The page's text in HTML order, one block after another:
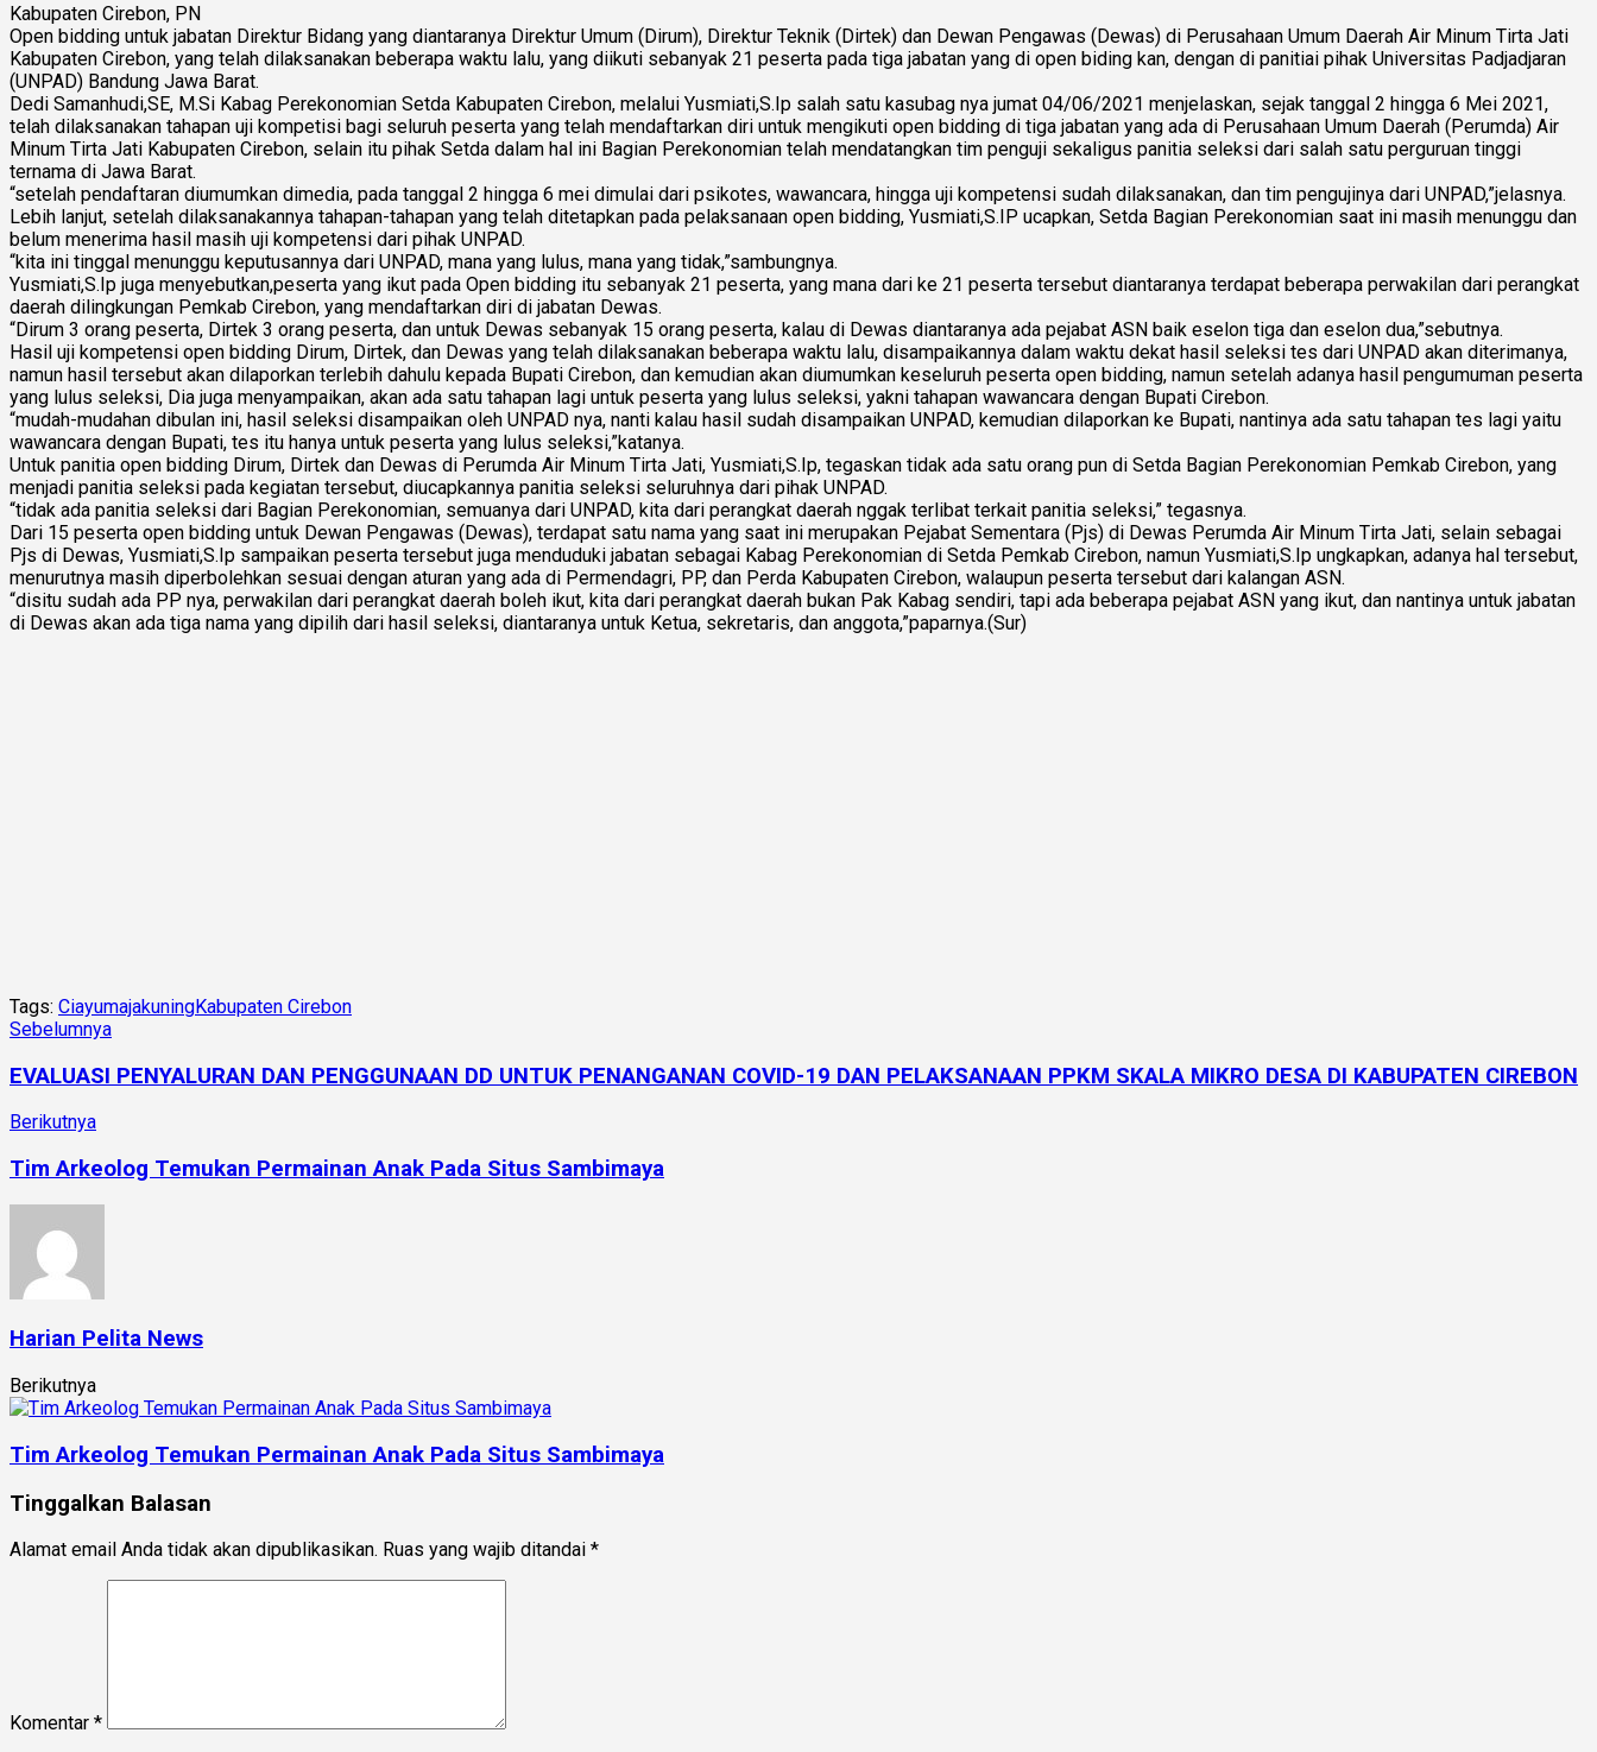
Kabupaten Cirebon, PN
Open bidding untuk jabatan Direktur Bidang yang diantaranya Direktur Umum (Dirum), Direktur Teknik (Dirtek) dan Dewan Pengawas (Dewas) di Perusahaan Umum Daerah Air Minum Tirta Jati
Kabupaten Cirebon, yang telah dilaksanakan beberapa waktu lalu, yang diikuti sebanyak 21 peserta pada tiga jabatan yang di open biding kan, dengan di panitiai pihak Universitas Padjadjaran
(UNPAD) Bandung Jawa Barat.
Dedi Samanhudi,SE, M.Si Kabag Perekonomian Setda Kabupaten Cirebon, melalui Yusmiati,S.Ip salah satu kasubag nya jumat 04/06/2021 menjelaskan, sejak tanggal 2 hingga 6 Mei 2021,
telah dilaksanakan tahapan uji kompetisi bagi seluruh peserta yang telah mendaftarkan diri untuk mengikuti open bidding di tiga jabatan yang ada di Perusahaan Umum Daerah (Perumda) Air
Minum Tirta Jati Kabupaten Cirebon, selain itu pihak Setda dalam hal ini Bagian Perekonomian telah mendatangkan tim penguji sekaligus panitia seleksi dari salah satu perguruan tinggi
ternama di Jawa Barat.
“setelah pendaftaran diumumkan dimedia, pada tanggal 2 hingga 6 mei dimulai dari psikotes, wawancara, hingga uji kompetensi sudah dilaksanakan, dan tim pengujinya dari UNPAD,”jelasnya.
Lebih lanjut, setelah dilaksanakannya tahapan-tahapan yang telah ditetapkan pada pelaksanaan open bidding, Yusmiati,S.IP ucapkan, Setda Bagian Perekonomian saat ini masih menunggu dan
belum menerima hasil masih uji kompetensi dari pihak UNPAD.
“kita ini tinggal menunggu keputusannya dari UNPAD, mana yang lulus, mana yang tidak,”sambungnya.
Yusmiati,S.Ip juga menyebutkan,peserta yang ikut pada Open bidding itu sebanyak 21 peserta, yang mana dari ke 21 peserta tersebut diantaranya terdapat beberapa perwakilan dari perangkat
daerah dilingkungan Pemkab Cirebon, yang mendaftarkan diri di jabatan Dewas.
“Dirum 3 orang peserta, Dirtek 3 orang peserta, dan untuk Dewas sebanyak 15 orang peserta, kalau di Dewas diantaranya ada pejabat ASN baik eselon tiga dan eselon dua,”sebutnya.
Hasil uji kompetensi open bidding Dirum, Dirtek, dan Dewas yang telah dilaksanakan beberapa waktu lalu, disampaikannya dalam waktu dekat hasil seleksi tes dari UNPAD akan diterimanya,
namun hasil tersebut akan dilaporkan terlebih dahulu kepada Bupati Cirebon, dan kemudian akan diumumkan keseluruh peserta open bidding, namun setelah adanya hasil pengumuman peserta
yang lulus seleksi, Dia juga menyampaikan, akan ada satu tahapan lagi untuk peserta yang lulus seleksi, yakni tahapan wawancara dengan Bupati Cirebon.
“mudah-mudahan dibulan ini, hasil seleksi disampaikan oleh UNPAD nya, nanti kalau hasil sudah disampaikan UNPAD, kemudian dilaporkan ke Bupati, nantinya ada satu tahapan tes lagi yaitu
wawancara dengan Bupati, tes itu hanya untuk peserta yang lulus seleksi,”katanya.
Untuk panitia open bidding Dirum, Dirtek dan Dewas di Perumda Air Minum Tirta Jati, Yusmiati,S.Ip, tegaskan tidak ada satu orang pun di Setda Bagian Perekonomian Pemkab Cirebon, yang
menjadi panitia seleksi pada kegiatan tersebut, diucapkannya panitia seleksi seluruhnya dari pihak UNPAD.
“tidak ada panitia seleksi dari Bagian Perekonomian, semuanya dari UNPAD, kita dari perangkat daerah nggak terlibat terkait panitia seleksi,” tegasnya.
Dari 15 peserta open bidding untuk Dewan Pengawas (Dewas), terdapat satu nama yang saat ini merupakan Pejabat Sementara (Pjs) di Dewas Perumda Air Minum Tirta Jati, selain sebagai
Pjs di Dewas, Yusmiati,S.Ip sampaikan peserta tersebut juga menduduki jabatan sebagai Kabag Perekonomian di Setda Pemkab Cirebon, namun Yusmiati,S.Ip ungkapkan, adanya hal tersebut,
menurutnya masih diperbolehkan sesuai dengan aturan yang ada di Permendagri, PP, dan Perda Kabupaten Cirebon, walaupun peserta tersebut dari kalangan ASN.
“disitu sudah ada PP nya, perwakilan dari perangkat daerah boleh ikut, kita dari perangkat daerah bukan Pak Kabag sendiri, tapi ada beberapa pejabat ASN yang ikut, dan nantinya untuk jabatan
di Dewas akan ada tiga nama yang dipilih dari hasil seleksi, diantaranya untuk Ketua, sekretaris, dan anggota,”paparnya.(Sur)
Tags: CiayumajakuningKabupaten Cirebon
Sebelumnya
EVALUASI PENYALURAN DAN PENGGUNAAN DD UNTUK PENANGANAN COVID-19 DAN PELAKSANAAN PPKM SKALA MIKRO DESA DI KABUPATEN CIREBON
Berikutnya
Tim Arkeolog Temukan Permainan Anak Pada Situs Sambimaya
Harian Pelita News
Berikutnya
Tim Arkeolog Temukan Permainan Anak Pada Situs Sambimaya
Tinggalkan Balasan
Alamat email Anda tidak akan dipublikasikan. Ruas yang wajib ditandai *
Komentar *